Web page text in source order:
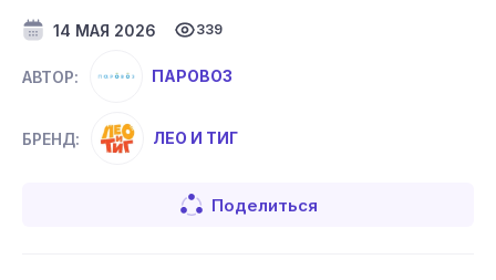
14 МАЯ 2026 339
АВТОР: ПАРОВОЗ
БРЕНД: ЛЕО И ТИГ
Поделиться